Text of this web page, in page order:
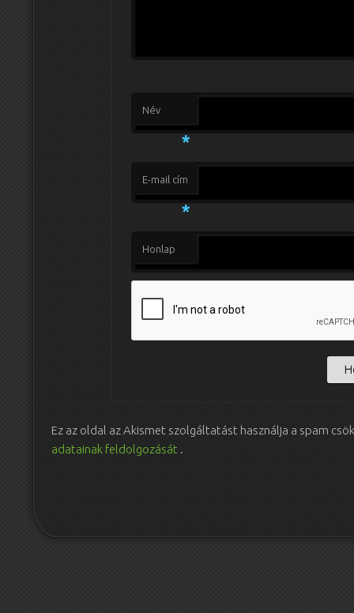
Név
*
E-mail cím
*
Honlap
Ez az oldal az Akismet szolgáltatást használja a spam
adatainak feldolgozását .